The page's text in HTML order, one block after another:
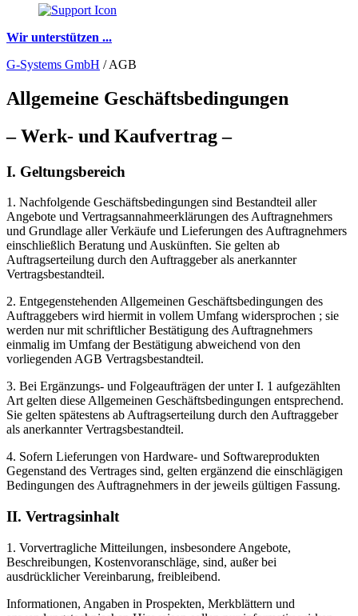
Wir unterstützen ...
G-Systems GmbH / AGB
Allgemeine Geschäftsbedingungen
– Werk- und Kaufvertrag –
I. Geltungsbereich
1. Nachfolgende Geschäftsbedingungen sind Bestandteil aller
Angebote und Vertragsannahmeerklärungen des Auftragnehmers
und Grundlage aller Verkäufe und Lieferungen des Auftragnehmers
einschließlich Beratung und Auskünften. Sie gelten ab
Auftragserteilung durch den Auftraggeber als anerkannter
Vertragsbestandteil.
2. Entgegenstehenden Allgemeinen Geschäftsbedingungen des
Auftraggebers wird hiermit in vollem Umfang widersprochen ; sie
werden nur mit schriftlicher Bestätigung des Auftragnehmers
einmalig im Umfang der Bestätigung abweichend von den
vorliegenden AGB Vertragsbestandteil.
3. Bei Ergänzungs- und Folgeaufträgen der unter I. 1 aufgezählten
Art gelten diese Allgemeinen Geschäftsbedingungen entsprechend.
Sie gelten spätestens ab Auftragserteilung durch den Auftraggeber
als anerkannter Vertragsbestandteil.
4. Sofern Lieferungen von Hardware- und Softwareprodukten
Gegenstand des Vertrages sind, gelten ergänzend die einschlägigen
Bedingungen des Auftragnehmers in der jeweils gültigen Fassung.
II. Vertragsinhalt
1. Vorvertragliche Mitteilungen, insbesondere Angebote,
Beschreibungen, Kostenvoranschläge, sind, außer bei
ausdrücklicher Vereinbarung, freibleibend.
Informationen, Angaben in Prospekten, Merkblättern und